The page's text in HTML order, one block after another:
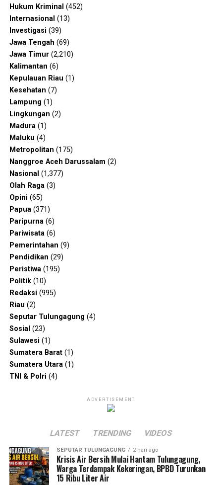
Hukum Kriminal (452)
Internasional (13)
Investigasi (39)
Jawa Tengah (69)
Jawa Timur(2,210)
Kalimantan (6)
Kepulauan Riau (1)
Kesehatan (7)
Lampung (1)
Lingkungan (2)
Madura(1)
Maluku (4)
Metropolitan (175)
Nanggroe Aceh Darussalam (2)
Nasional (1,377)
Olah Raga(3)
Opini (65)
Papua(371)
Paripurna(6)
Pariwisata(6)
Pemerintahan (9)
Pendidikan (29)
Peristiwa(195)
Politik(10)
Redaksi (995)
Riau (2)
Seputar Tulungagung (4)
Sosial (23)
Sulawesi (1)
Sumatera Barat(1)
Sumatera Utara(1)
TNI & Polri (4)
ADVERTISEMENT
LATEST TRENDING VIDEOS
SEPUTAR TULUNGAGUNG 2 hari ago
Krisis Air Bersih Mulai Hantam Tulungagung,
Warga Terdampak Kekeringan, BPBD Turunkan
15 Ribu Liter Air